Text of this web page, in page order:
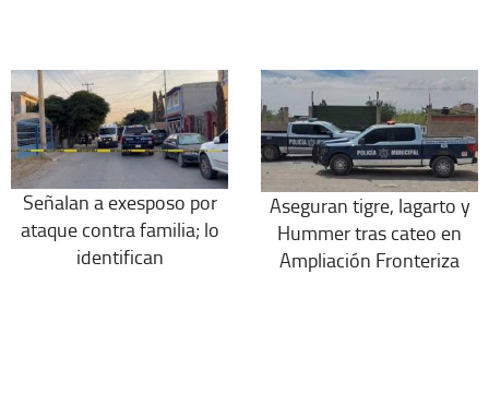
Señalan a exesposo por
ataque contra familia; lo
identifican
Aseguran tigre, lagarto y
Hummer tras cateo en
Ampliación Fronteriza